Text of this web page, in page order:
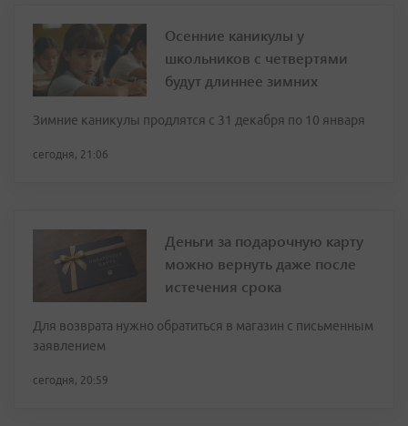
Осенние каникулы у
школьников с четвертями
будут длиннее зимних
Зимние каникулы продлятся с 31 декабря по 10 января
сегодня, 21:06
Деньги за подарочную карту
можно вернуть даже после
истечения срока
Для возврата нужно обратиться в магазин с письменным
заявлением
сегодня, 20:59